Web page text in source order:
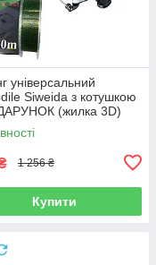
універсальний
Siweida з котушкою
(жилка 3D)
1 256 ₴
Купити